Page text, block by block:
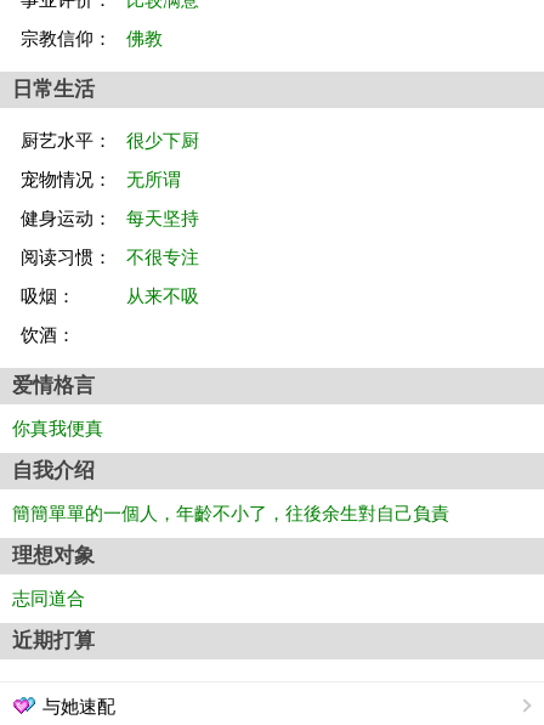
宗教信仰：
佛教
日常生活
厨艺水平：
很少下厨
宠物情况：
无所谓
健身运动：
每天坚持
阅读习惯：
不很专注
吸烟：
从来不吸
饮酒：
爱情格言
你真我便真
自我介绍
簡簡單單的一個人，年齡不小了，往後余生對自己負責
理想对象
志同道合
近期打算
与她速配